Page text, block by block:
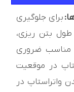
برای جلوگیری
بتن ریزی،
مناسب ضروری
در موقعیت
واتراستاپ در